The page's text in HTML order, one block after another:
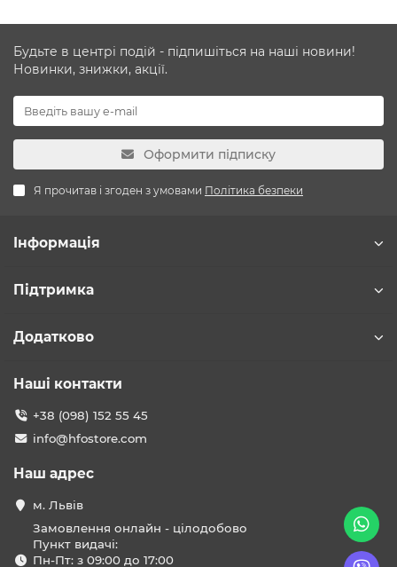
Будьте в центрі подій - підпишіться на наші новини!
Новинки, знижки, акції.
Оформити підписку
Я прочитав і згоден з умовами Політика безпеки
Інформація
Підтримка
Додатково
Наші контакти
+38 (098) 152 55 45
info@hfostore.com
Наш адрес
м. Львів
Замовлення онлайн - цілодобово
Пункт видачі:
Пн-Пт: з 09:00 до 17:00